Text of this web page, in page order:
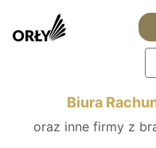
Biura
oraz inne firmy z